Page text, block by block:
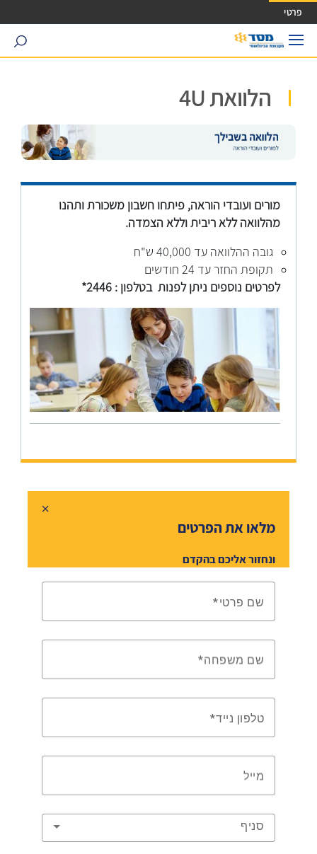
גישה ישירה לכפתור כניסה לחשבונך
פרטי
search
הלוואת 4U
מורים ועובדי הוראה, פיתחו חשבון משכורת ותהנו
מהלוואה ללא ריבית וללא הצמדה.
גובה ההלוואה עד 40,000 ש"ח
תקופת החזר עד 24 חודשים
לפרטים נוספים ניתן לפנות בטלפון : 2446*